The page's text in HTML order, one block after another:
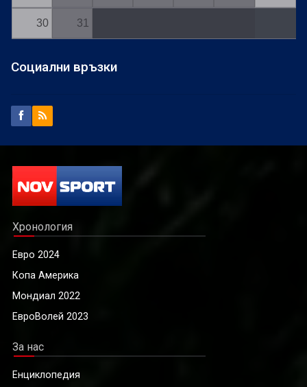
30 31
Социални връзки
Хронология
Евро 2024
Копа Америка
Мондиал 2022
ЕвроВолей 2023
За нас
Енциклопедия